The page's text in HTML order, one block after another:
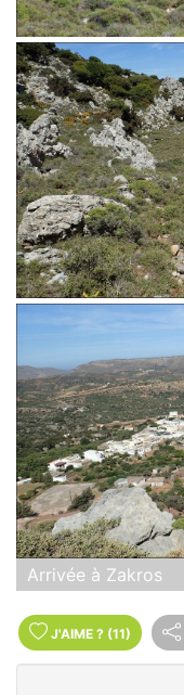
Arrivée à Zakros
J'AIME ? (11)